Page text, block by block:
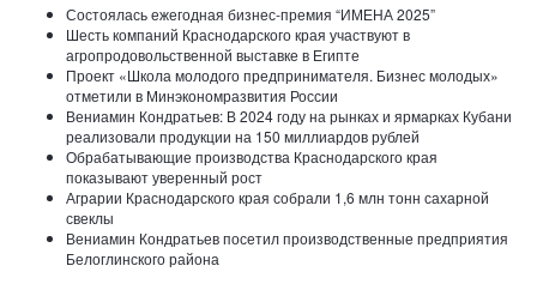
Состоялась ежегодная бизнес-премия “ИМЕНА 2025”
Шесть компаний Краснодарского края участвуют в
агропродовольственной выставке в Египте
Проект «Школа молодого предпринимателя. Бизнес молодых»
отметили в Минэкономразвития России
Вениамин Кондратьев: В 2024 году на рынках и ярмарках Кубани
реализовали продукции на 150 миллиардов рублей
Обрабатывающие производства Краснодарского края
показывают уверенный рост
Аграрии Краснодарского края собрали 1,6 млн тонн сахарной
свеклы
Вениамин Кондратьев посетил производственные предприятия
Белоглинского района